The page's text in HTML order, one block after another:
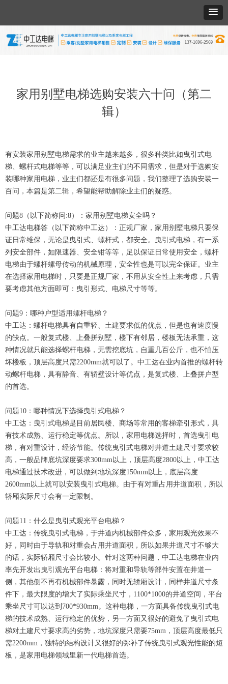
家用别墅电梯选购安装六十问（第二
辑）
有安装家用别墅电梯需求的业主越来越多，很多种类比如曳引式电
梯、螺杆式电梯等等，可以满足业主们的不同需求，但是对于选购安
装哪种家用电梯，业主们都还是有很多问题，我们整理了选购安装一
百问，本篇是第二辑，希望能帮助解除业主们的疑惑。
问题8（以下简称问:8）：家用别墅电梯安全吗？
中工达电梯答（以下简称中工达）：正规厂家，家用别墅电梯只要保
证日常维保，无论是曳引式、螺杆式，都安全。曳引式电梯，有一系
列安全部件，如限速器、安全钳等等，足以保证日常使用安全，螺杆
电梯由于螺杆螺母传动的机械原理，安全性也是可以完全保证。业主
在选择家用电梯时，只要是正规厂家，不用从安全性上来考虑，只需
要考虑其他方面即可：曳引形式、电梯尺寸等等。
问题9：哪种户型适用螺杆电梯？
中工达：螺杆电梯具有自重轻、土建要求低的优点，但是也有速度慢
的缺点。一般复式楼、上叠拼别墅，楼下有邻居，楼板无法承重，这
种情况就只能选择螺杆电梯，无需挖底坑，自重几百公斤，也不怕压
坏楼板，顶层高度只需2200mm就可以了。中工达在业内首推的螺杆转
动螺杆电梯，具有静音、有轿壁设计等优点，是复式楼、上叠拼户型
的首选。
问题10：哪种情况下选择曳引式电梯？
中工达：曳引式电梯是目前居民楼、商场等常用的客梯牵引形式，具
有技术成熟、运行稳定等优点。所以，家用电梯选择时，首选曳引电
梯，有对重设计，经济节能。传统曳引式电梯对井道土建尺寸要求较
高，一般品牌底坑深度要求300mm以上，顶层高度2800以上，中工达
电梯通过技术改进，可以做到地坑深度150mm以上，底层高度
2600mm以上就可以安装曳引式电梯。由于有对重占用井道面积，所以
轿厢实际尺寸会有一定限制。
问题11：什么是曳引式观光平台电梯？
中工达：传统曳引式电梯，于井道内机械部件众多，家用观光效果不
好，同时由于导轨和对重会占用井道面积，所以如果井道尺寸不够大
的话，实际轿厢尺寸会比较小。针对这两种问题，中工达电梯在业内
率先开发出曳引观光平台电梯：将对重和导轨等部件安置在井道一
侧，其他侧不再有机械部件暴露，同时无轿厢设计，同样井道尺寸条
件下，最大限度的增大了实际乘坐尺寸，1100*1000的井道空间，平台
乘坐尺寸可以达到700*930mm。这种电梯，一方面具备传统曳引式电
梯的技术成熟、运行稳定的优势，另一方面又很好的避免了曳引式电
梯对土建尺寸要求高的劣势，地坑深度只需要75mm，顶层高度最低只
需2200mm，独特的结构设计又很好的弥补了传统曳引式观光性能的短
板，是家用电梯领域里新一代电梯首选。